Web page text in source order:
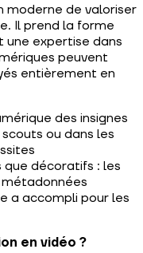
moderne de valoriser
Il prend la forme
une expertise dans
peuvent
entièrement en
des insignes
ou dans les
que décoratifs : les
a accompli pour les
en vidéo ?